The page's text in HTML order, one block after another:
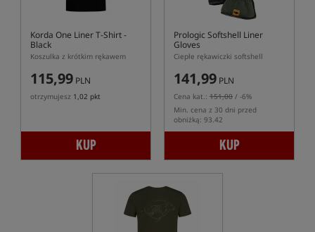
Korda One Liner T-Shirt -
Black
Koszulka z krótkim rękawem
115,99 PLN
otrzymujesz 1,02 pkt
KUP
Prologic Softshell Liner
Gloves
Ciepłe rękawiczki softshell
141,99 PLN
Cena kat.: 151,00 / -6%
Min. cena z 30 dni przed
obniżką: 93.42
KUP